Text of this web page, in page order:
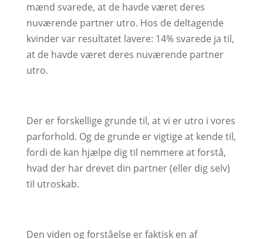
mænd svarede, at de havde været deres
nuværende partner utro. Hos de deltagende
kvinder var resultatet lavere: 14% svarede ja til,
at de havde været deres nuværende partner
utro.
Der er forskellige grunde til, at vi er utro i vores
parforhold. Og de grunde er vigtige at kende til,
fordi de kan hjælpe dig til nemmere at forstå,
hvad der har drevet din partner (eller dig selv)
til utroskab.
Den viden og forståelse er faktisk en af